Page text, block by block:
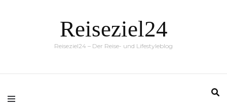
Reiseziel24
Reiseziel24 – Der Reise- und Lifestyleblog